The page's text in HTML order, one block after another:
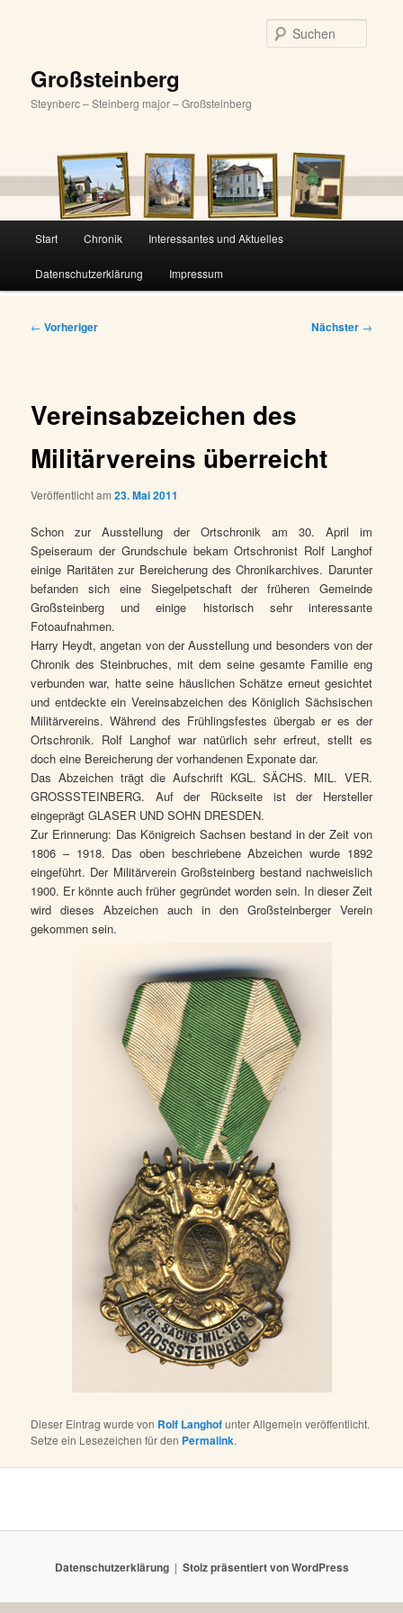
Großsteinberg
Steynberc – Steinberg major – Großsteinberg
Start Chronik Interessantes und Aktuelles
Datenschutzerklärung Impressum
Beitragsnavigation
← Vorheriger Nächster →
Vereinsabzeichen des
Militärvereins überreicht
Veröffentlicht am23. Mai 2011
Schon zur Ausstellung der Ortschronik am 30. April im
Speiseraum der Grundschule bekam Ortschronist Rolf Langhof
einige Raritäten zur Bereicherung des Chronikarchives. Darunter
befanden sich eine Siegelpetschaft der früheren Gemeinde
Großsteinberg und einige historisch sehr interessante
Fotoaufnahmen.
Harry Heydt, angetan von der Ausstellung und besonders von der
Chronik des Steinbruches, mit dem seine gesamte Familie eng
verbunden war, hatte seine häuslichen Schätze erneut gesichtet
und entdeckte ein Vereinsabzeichen des Königlich Sächsischen
Militärvereins. Während des Frühlingsfestes übergab er es der
Ortschronik. Rolf Langhof war natürlich sehr erfreut, stellt es
doch eine Bereicherung der vorhandenen Exponate dar.
Das Abzeichen trägt die Aufschrift KGL. SÄCHS. MIL. VER.
GROSSSTEINBERG. Auf der Rückseite ist der Hersteller
eingeprägt GLASER UND SOHN DRESDEN.
Zur Erinnerung: Das Königreich Sachsen bestand in der Zeit von
1806 – 1918. Das oben beschriebene Abzeichen wurde 1892
eingeführt. Der Militärverein Großsteinberg bestand nachweislich
1900. Er könnte auch früher gegründet worden sein. In dieser Zeit
wird dieses Abzeichen auch in den Großsteinberger Verein
gekommen sein.
Dieser Eintrag wurde von Rolf Langhofunter Allgemein veröffentlicht.
Setze ein Lesezeichen für den Permalink.
Datenschutzerklärung Stolz präsentiert von WordPress